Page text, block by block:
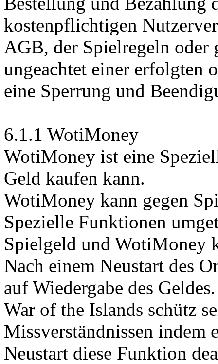
kostenpflichtigen
AGB, der Spielregeln oder
ungeachtet einer erfolgten
eine Sperrung und
6.1.1 WotiMoney
WotiMoney ist eine
Geld kaufen kann.
WotiMoney kann gegen
Spezielle Funktionen
Spielgeld und WotiMoney
Nach einem Neustart des
auf Wiedergabe des Geldes.
War of the Islands schütz
Missverständnissen indem
Neustart diese Funktion